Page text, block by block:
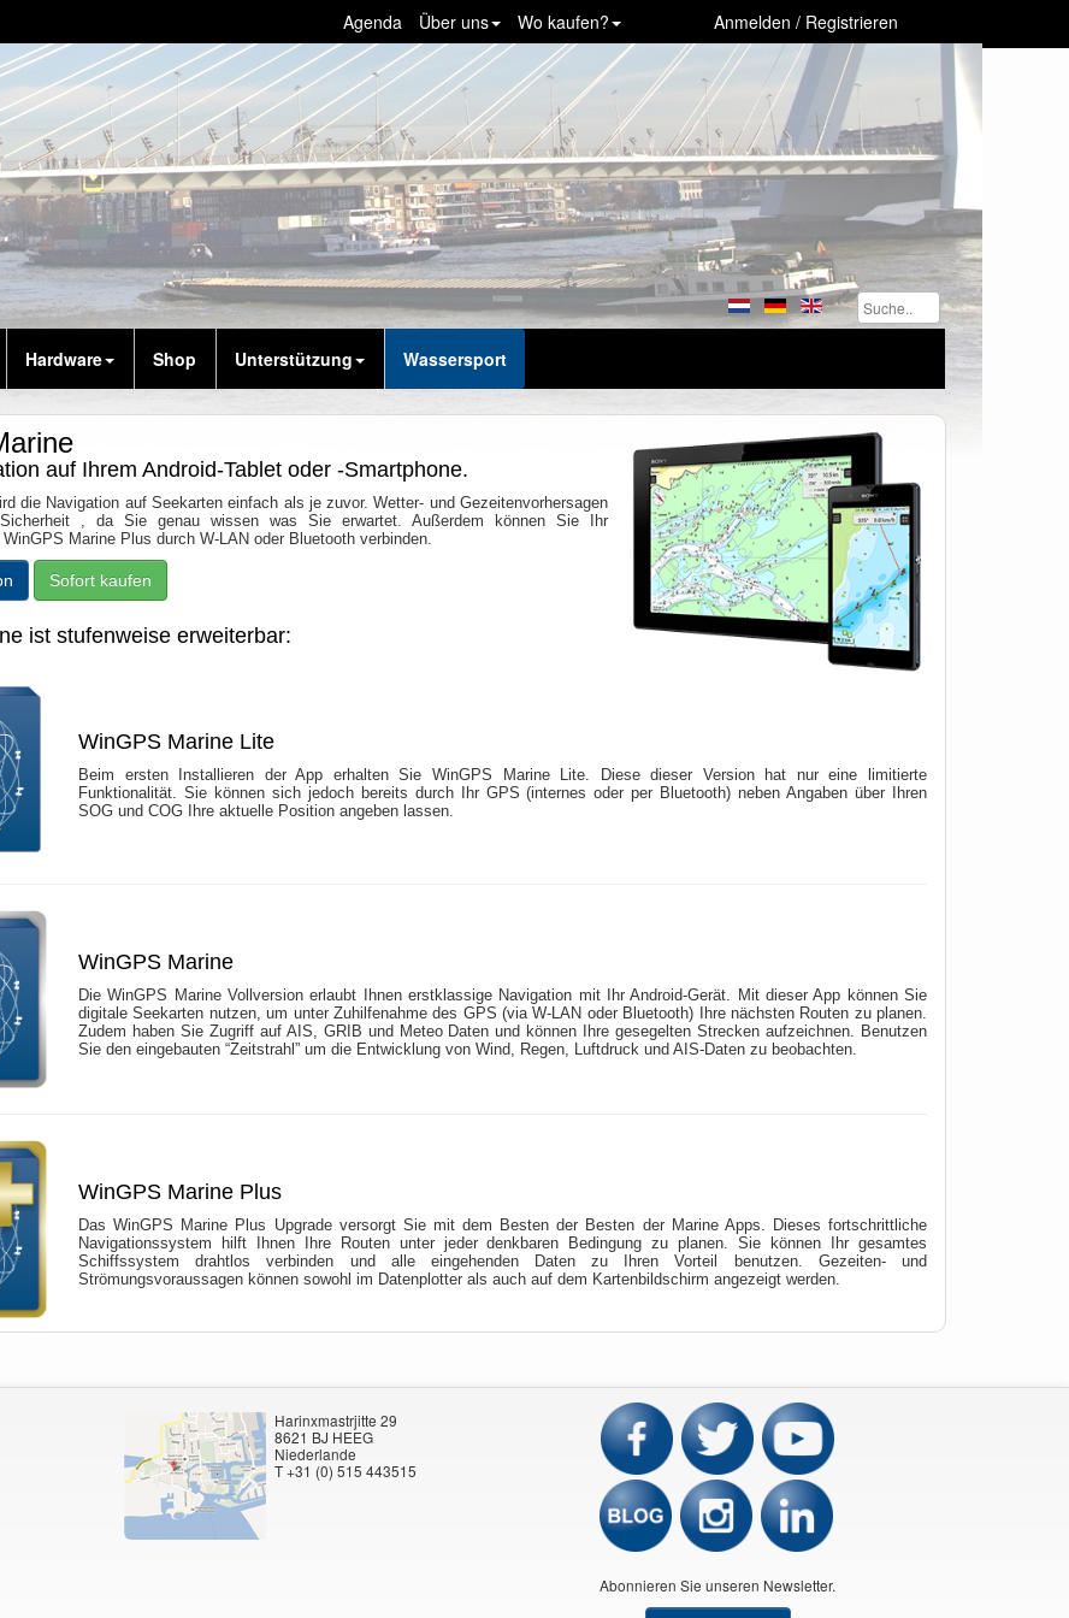
Anmelden / Registrieren
Wo kaufen?
Über uns
Agenda
Hardware Shop Unterstützung Wassersport
auf Ihrem Android-Tablet oder -Smartphone.
die Navigation auf Seekarten einfach als je zuvor. Wetter- und Gezeitenvorhersagen
, da Sie genau wissen was Sie erwartet. Außerdem können Sie Ihr
Marine Plus durch W-LAN oder Bluetooth verbinden.
Sofort kaufen
ist stufenweise erweiterbar:
WinGPS Marine Lite
Beim ersten Installieren der App erhalten Sie WinGPS Marine Lite. Diese dieser Version hat nur eine limitierte
Funktionalität. Sie können sich jedoch bereits durch Ihr GPS (internes oder per Bluetooth) neben Angaben über Ihren
SOG und COG Ihre aktuelle Position angeben lassen.
WinGPS Marine
Die WinGPS Marine Vollversion erlaubt Ihnen erstklassige Navigation mit Ihr Android-Gerät. Mit dieser App können Sie
digitale Seekarten nutzen, um unter Zuhilfenahme des GPS (via W-LAN oder Bluetooth) Ihre nächsten Routen zu planen.
Zudem haben Sie Zugriff auf AIS, GRIB und Meteo Daten und können Ihre gesegelten Strecken aufzeichnen. Benutzen
Sie den eingebauten “Zeitstrahl” um die Entwicklung von Wind, Regen, Luftdruck und AIS-Daten zu beobachten.
WinGPS Marine Plus
Das WinGPS Marine Plus Upgrade versorgt Sie mit dem Besten der Besten der Marine Apps. Dieses fortschrittliche
Navigationssystem hilft Ihnen Ihre Routen unter jeder denkbaren Bedingung zu planen. Sie können Ihr gesamtes
Schiffssystem drahtlos verbinden und alle eingehenden Daten zu Ihren Vorteil benutzen. Gezeiten- und
Strömungsvoraussagen können sowohl im Datenplotter als auch auf dem Kartenbildschirm angezeigt werden.
Harinxmastrjitte 29
8621 BJ HEEG
Niederlande
T +31 (0) 515 443515
Abonnieren Sie unseren Newsletter.